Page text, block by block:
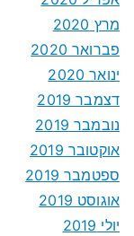
מרץ 2020
פברואר 2020
ינואר 2020
דצמבר 2019
נובמבר 2019
אוקטובר 2019
ספטמבר 2019
אוגוסט 2019
יולי 2019